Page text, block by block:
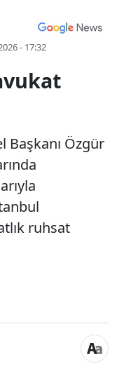
- 17:32
Başkanı Özgür
ruhsat